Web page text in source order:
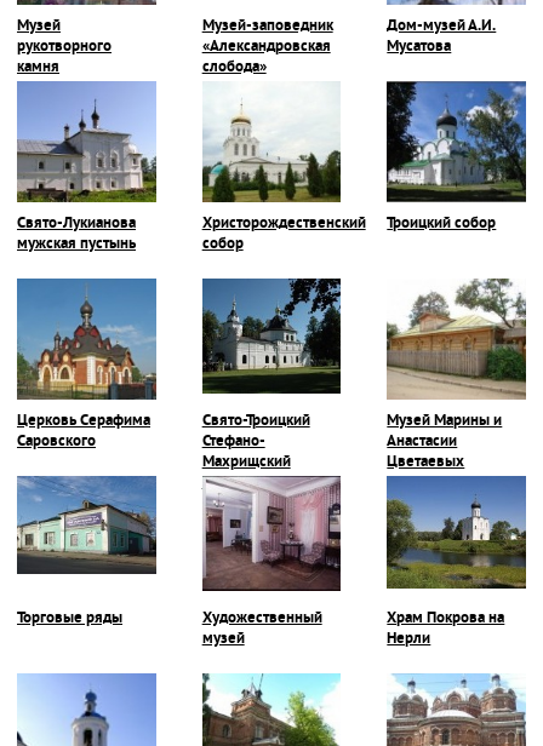
Музей
рукотворного
камня
Музей-заповедник
«Александровская
слобода»
Дом-музей А.И.
Мусатова
Свято-Лукианова
мужская пустынь
Христорождественский
собор
Троицкий собор
Церковь Серафима
Саровского
Свято-Троицкий
Стефано-
Махрищский
монастырь
Музей Марины и
Анастасии
Цветаевых
Торговые ряды
Художественный
музей
Храм Покрова на
Нерли